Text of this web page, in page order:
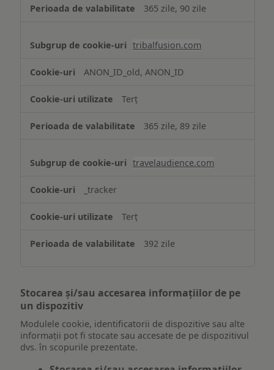
365 zile, 90 zile
tribalfusion.com
ANON_ID_old, ANON_ID
Terț
365 zile, 89 zile
travelaudience.com
_tracker
Terț
392 zile
Stocarea și/sau accesarea informațiilor de pe
un dispozitiv
Modulele cookie, identificatorii de dispozitive sau alte
informații pot fi stocate sau accesate de pe dispozitivul
dvs. în scopurile prezentate.